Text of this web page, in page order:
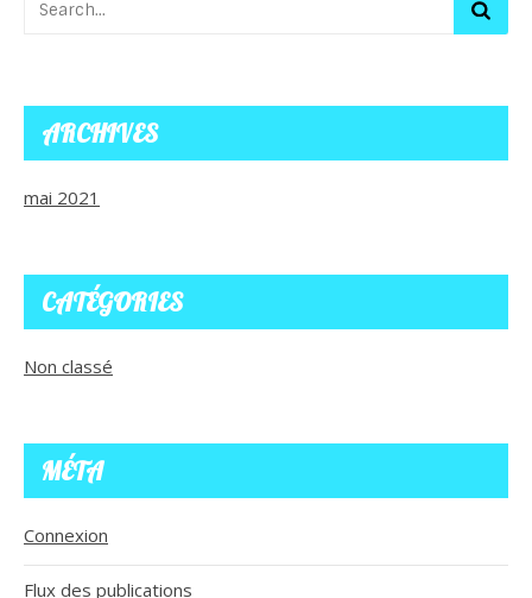
ARCHIVES
mai 2021
CATÉGORIES
Non classé
MÉTA
Connexion
Flux des publications